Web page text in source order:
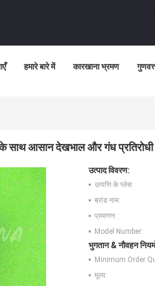
हमारे बारे में कारखाना भ्रमण
आसान देखभाल और गंध प्रतिरोधी
उत्पाद विवरण:
उत्पत्ति के प्लेस:
ब्रांड नाम:
प्रमाणन:
Model Number:
भुगतान & नौवहन
Minimum Order
मूल्य: